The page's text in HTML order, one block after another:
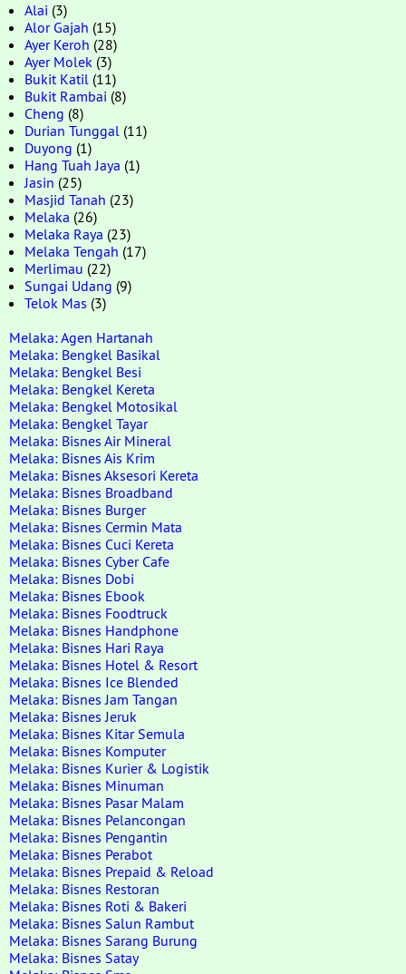
Alai (3)
Alor Gajah (15)
Ayer Keroh (28)
Ayer Molek (3)
Bukit Katil (11)
Bukit Rambai (8)
Cheng (8)
Durian Tunggal (11)
Duyong (1)
Hang Tuah Jaya (1)
Jasin (25)
Masjid Tanah (23)
Melaka (26)
Melaka Raya (23)
Melaka Tengah (17)
Merlimau (22)
Sungai Udang (9)
Telok Mas (3)
Melaka: Agen Hartanah
Melaka: Bengkel Basikal
Melaka: Bengkel Besi
Melaka: Bengkel Kereta
Melaka: Bengkel Motosikal
Melaka: Bengkel Tayar
Melaka: Bisnes Air Mineral
Melaka: Bisnes Ais Krim
Melaka: Bisnes Aksesori Kereta
Melaka: Bisnes Broadband
Melaka: Bisnes Burger
Melaka: Bisnes Cermin Mata
Melaka: Bisnes Cuci Kereta
Melaka: Bisnes Cyber Cafe
Melaka: Bisnes Dobi
Melaka: Bisnes Ebook
Melaka: Bisnes Foodtruck
Melaka: Bisnes Handphone
Melaka: Bisnes Hari Raya
Melaka: Bisnes Hotel & Resort
Melaka: Bisnes Ice Blended
Melaka: Bisnes Jam Tangan
Melaka: Bisnes Jeruk
Melaka: Bisnes Kitar Semula
Melaka: Bisnes Komputer
Melaka: Bisnes Kurier & Logistik
Melaka: Bisnes Minuman
Melaka: Bisnes Pasar Malam
Melaka: Bisnes Pelancongan
Melaka: Bisnes Pengantin
Melaka: Bisnes Perabot
Melaka: Bisnes Prepaid & Reload
Melaka: Bisnes Restoran
Melaka: Bisnes Roti & Bakeri
Melaka: Bisnes Salun Rambut
Melaka: Bisnes Sarang Burung
Melaka: Bisnes Satay